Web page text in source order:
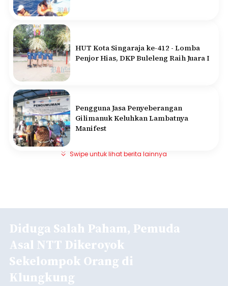
HUT Kota Singaraja ke-412 - Lomba
Penjor Hias, DKP Buleleng Raih Juara I
Pengguna Jasa Penyeberangan
Gilimanuk Keluhkan Lambatnya
Manifest
Swipe untuk lihat berita lainnya
Diduga Salah Paham, Pemuda
Asal NTT Dikeroyok
Sekelompok Orang di
Klungkung